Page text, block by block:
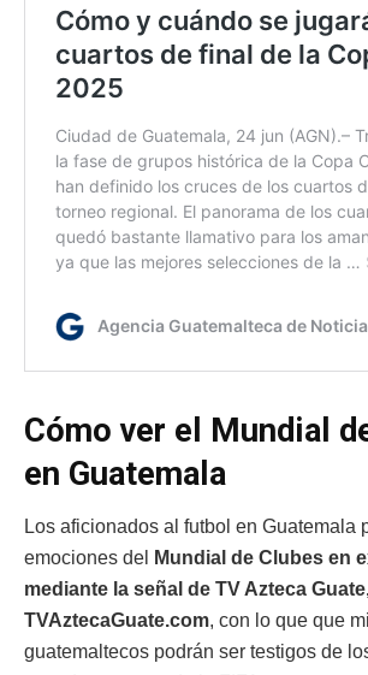
Cómo ver el Mundial
en Guatemala
Los aficionados al futbol en Guatemala
emociones del
Mundial de Clubes en
mediante la señal de TV Azteca
TVAztecaGuate.com, con lo que que
guatemaltecos podrán ser testigos de